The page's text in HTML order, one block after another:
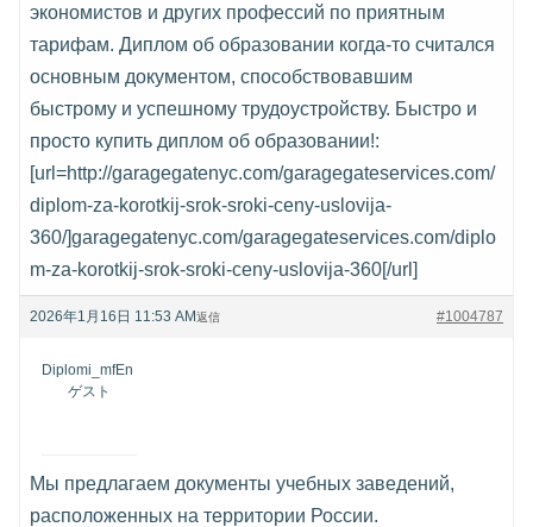
экономистов и других профессий по приятным
тарифам. Диплом об образовании когда-то считался
основным документом, способствовавшим
быстрому и успешному трудоустройству. Быстро и
просто купить диплом об образовании!:
[url=http://garagegatenyc.com/garagegateservices.com/
diplom-za-korotkij-srok-sroki-ceny-uslovija-
360/]garagegatenyc.com/garagegateservices.com/diplo
m-za-korotkij-srok-sroki-ceny-uslovija-360[/url]
2026年1月16日 11:53 AM #1004787
返信
Diplomi_mfEn
ゲスト
Мы предлагаем документы учебных заведений,
расположенных на территории России.